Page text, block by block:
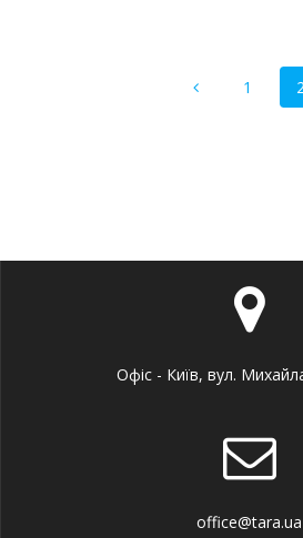
1 2
Офіс - Київ, вул.
office@tara.ua